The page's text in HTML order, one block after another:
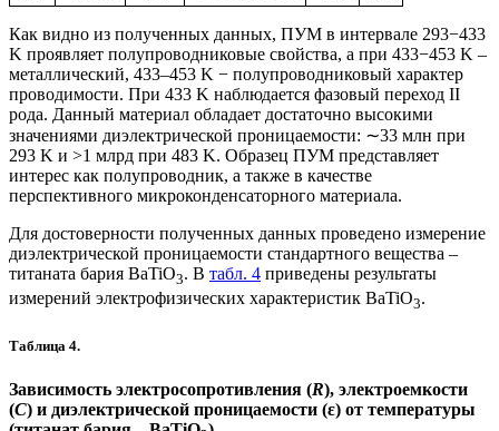
Как видно из полученных данных, ПУМ в интервале 293−433
K проявляет полупроводниковые свойства, а при 433−453 K –
металлический, 433–453 K − полупроводниковый характер
проводимости. При 433 K наблюдается фазовый переход II
рода. Данный материал обладает достаточно высокими
значениями диэлектрической проницаемости: ∼33 млн при
293 K и >1 млрд при 483 K. Образец ПУМ представляет
интерес как полупроводник, а также в качестве
перспективного микроконденсаторного материала.
Для достоверности полученных данных проведено измерение
диэлектрической проницаемости стандартного вещества –
титаната бария BaTiO3. В табл. 4 приведены результаты
измерений электрофизических характеристик BaTiO3.
Таблица 4.
Зависимость электросопротивления (R), электроемкости
(C) и диэлектрической проницаемости (ε) от температуры